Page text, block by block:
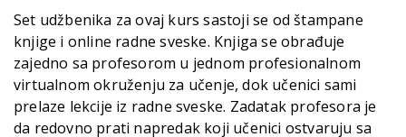
Set udžbenika za ovaj kurs sastoji se od štampane
knjige i online radne sveske. Knjiga se obrađuje
zajedno sa profesorom u jednom profesionalnom
virtualnom okruženju za učenje, dok učenici sami
prelaze lekcije iz radne sveske. Zadatak profesora je
da redovno prati napredak koji učenici ostvaruju sa